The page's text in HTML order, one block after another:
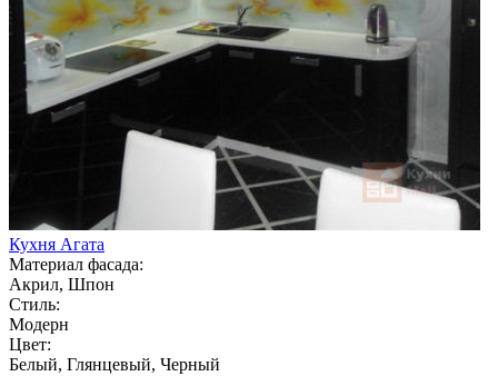
Кухня Агата
Материал фасада:
Акрил, Шпон
Стиль:
Модерн
Цвет:
Белый, Глянцевый, Черный